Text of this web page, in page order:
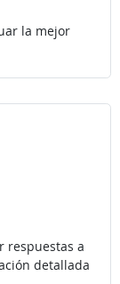
la mejor
respuestas a
detallada